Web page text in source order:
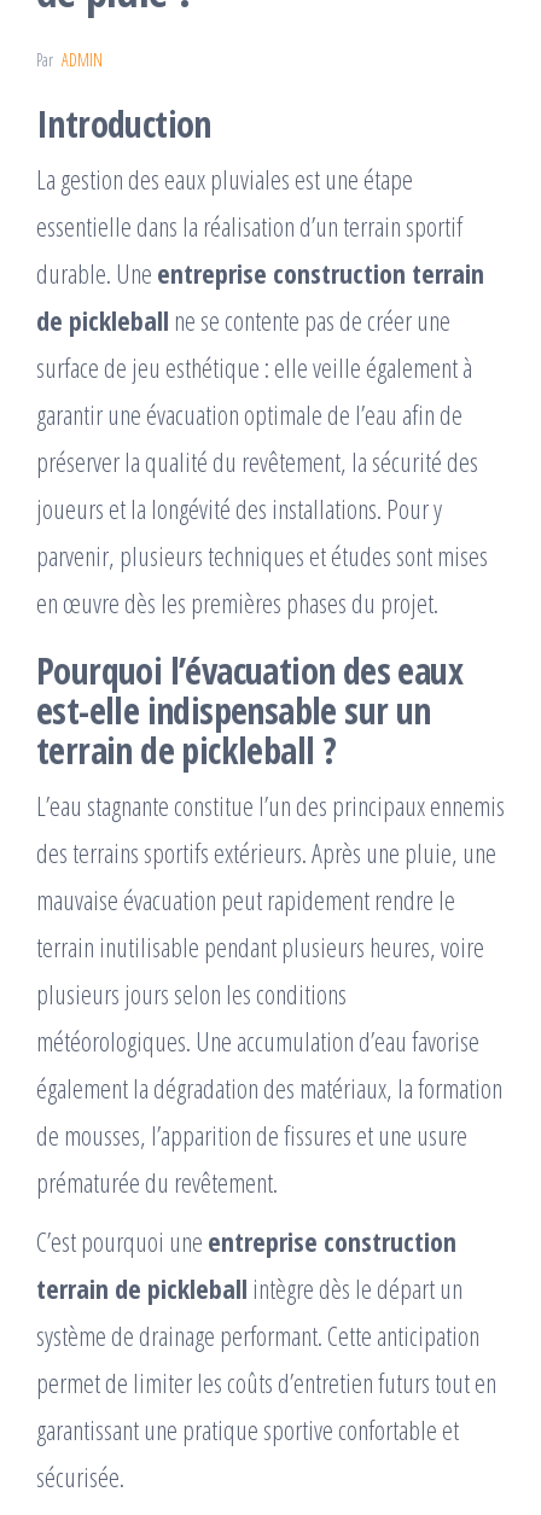
Par ADMIN
Introduction
La gestion des eaux pluviales est une étape
essentielle dans la réalisation d’un terrain sportif
durable. Une entreprise construction terrain
de pickleball ne se contente pas de créer une
surface de jeu esthétique : elle veille également à
garantir une évacuation optimale de l’eau afin de
préserver la qualité du revêtement, la sécurité des
joueurs et la longévité des installations. Pour y
parvenir, plusieurs techniques et études sont mises
en œuvre dès les premières phases du projet.
Pourquoi l’évacuation des eaux
est-elle indispensable sur un
terrain de pickleball ?
L’eau stagnante constitue l’un des principaux ennemis
des terrains sportifs extérieurs. Après une pluie, une
mauvaise évacuation peut rapidement rendre le
terrain inutilisable pendant plusieurs heures, voire
plusieurs jours selon les conditions
météorologiques. Une accumulation d’eau favorise
également la dégradation des matériaux, la formation
de mousses, l’apparition de fissures et une usure
prématurée du revêtement.
C’est pourquoi une entreprise construction
terrain de pickleball intègre dès le départ un
système de drainage performant. Cette anticipation
permet de limiter les coûts d’entretien futurs tout en
garantissant une pratique sportive confortable et
sécurisée.